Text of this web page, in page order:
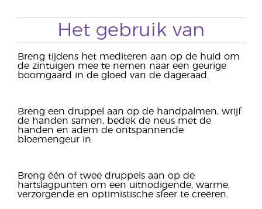
Het gebruik van
Breng tijdens het mediteren aan op de huid om
de zintuigen mee te nemen naar een geurige
boomgaard in de gloed van de dageraad.
Breng een druppel aan op de handpalmen, wrijf
de handen samen, bedek de neus met de
handen en adem de ontspannende
bloemengeur in.
Breng één of twee druppels aan op de
hartslagpunten om een uitnodigende, warme,
verzorgende en optimistische sfeer te creëren.